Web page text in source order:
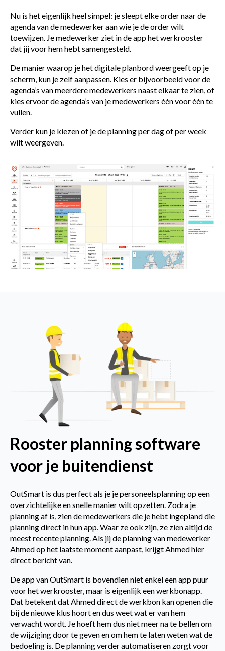
Nu is het eigenlijk heel simpel: je sleept elke order naar de
agenda van de medewerker aan wie je de order wilt
toewijzen. Je medewerker ziet in de app het werkrooster
dat jij voor hem hebt samengesteld.
De manier waarop je het digitale planbord weergeeft op je
scherm, kun je zelf aanpassen. Kies er bijvoorbeeld voor de
agenda’s van meerdere medewerkers naast elkaar te zien, of
kies ervoor de agenda’s van je medewerkers één voor één te
vullen.
Verder kun je kiezen of je de planning per dag of per week
wilt weergeven.
Rooster planning software
voor je buitendienst
OutSmart is dus perfect als je jepersoneelsplanningop een
overzichtelijke en snelle manier wilt opzetten. Zodra je
planning af is, zien de medewerkers die je hebt ingepland die
planning direct in hun app. Waar ze ook zijn, ze zien altijd de
meest recente planning. Als jij de planning van medewerker
Ahmed op het laatste moment aanpast, krijgt Ahmed hier
direct bericht van.
De app van OutSmart is bovendien niet enkel een app puur
voor het werkrooster, maar is eigenlijk eenwerkbonapp.
Dat betekent dat Ahmed direct de werkbon kan openen die
bij de nieuwe klus hoort en dus weet wat er van hem
verwacht wordt. Je hoeft hem dus niet meer na te bellen om
de wijziging door te geven en om hem te laten weten wat de
bedoeling is. De planning verder automatiseren zorgt voor